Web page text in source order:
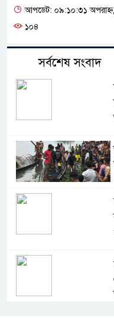
আপডেট: ০৯:১০:৩১ অপরাহ্ন,
১০৪
সর্বশেষ সংবাদ